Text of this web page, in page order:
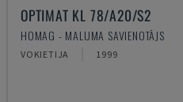
OPTIMAT KL 78/A20/S2
HOMAG - MALUMA SAVIENOTĀJS
VOKIETIJA 1999